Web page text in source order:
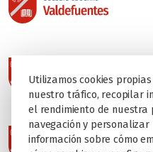
Utilizamos cookies
nuestro tráfico, recopilar
el rendimiento de nuestra
navegación y
información sobre cómo